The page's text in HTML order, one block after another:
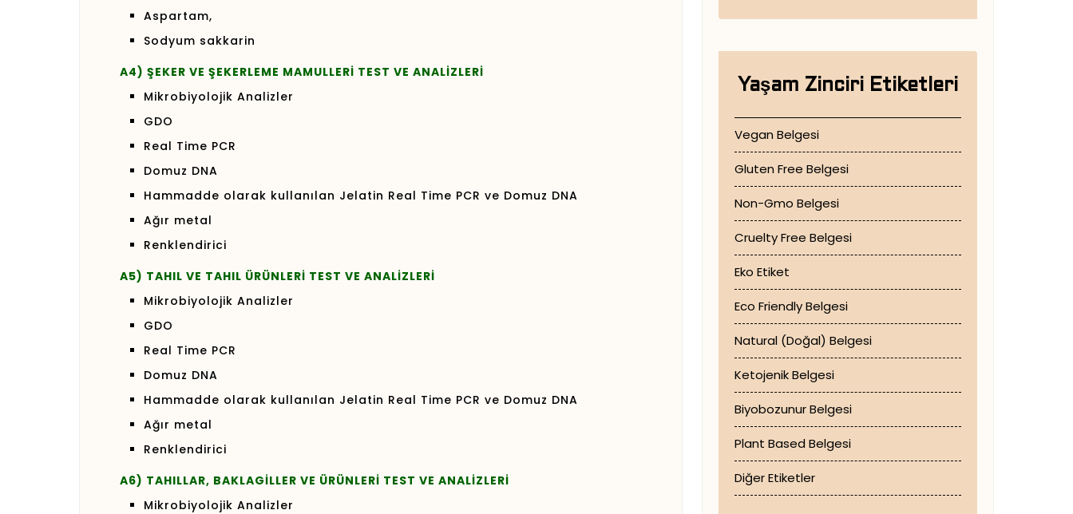
Aspartam,
Sodyum sakkarin
A4) ŞEKER VE ŞEKERLEME MAMULLERİ TEST VE ANALİZLERİ
Mikrobiyolojik Analizler
GDO
Real Time PCR
Domuz DNA
Hammadde olarak kullanılan Jelatin Real Time PCR ve Domuz DNA
Ağır metal
Renklendirici
A5) TAHIL VE TAHIL ÜRÜNLERİ TEST VE ANALİZLERİ
Mikrobiyolojik Analizler
GDO
Real Time PCR
Domuz DNA
Hammadde olarak kullanılan Jelatin Real Time PCR ve Domuz DNA
Ağır metal
Renklendirici
A6) TAHILLAR, BAKLAGİLLER VE ÜRÜNLERİ TEST VE ANALİZLERİ
Mikrobiyolojik Analizler
Yaşam Zinciri Etiketleri
Vegan Belgesi
Gluten Free Belgesi
Non-Gmo Belgesi
Cruelty Free Belgesi
Eko Etiket
Eco Friendly Belgesi
Natural (Doğal) Belgesi
Ketojenik Belgesi
Biyobozunur Belgesi
Plant Based Belgesi
Diğer Etiketler